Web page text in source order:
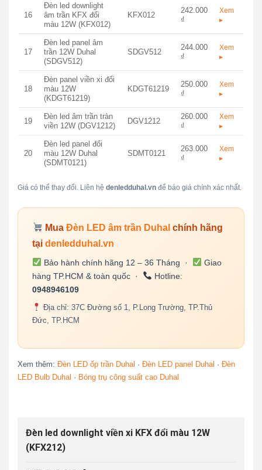
16
Đèn led downlight
âm trần KFX đổi
màu 12W (KFX012)
KFX012
242.000
₫
Xem
▸
17
Đèn led panel âm
trần 12W Duhal
(SDGV512)
SDGV512
244.000
₫
Xem
▸
18
Đèn panel viền xi đổi
màu 12W
(KDGT61219)
KDGT61219
250.000
₫
Xem
▸
19
Đèn led âm trần tràn
viền 12W (DGV1212)
DGV1212
260.000
₫
Xem
▸
20
Đèn led panel đổi
màu 12W Duhal
(SDMT0121)
SDMT0121
263.000
₫
Xem
▸
Giá có thể thay đổi. Liên hệ denledduhal.vnđể báo giá chính xác nhất.
MuaĐèn LED âm trần Duhal chính hãng
tại denledduhal.vn
Bảo hành chính hãng 12 – 36 Tháng ·
Giao
hàng TP.HCM & toàn quốc ·
Hotline:
0948946109
Địa chỉ: 37C Đường số 1, P.Long Trường, TP.Thủ
Đức, TP.HCM
Xem thêm: Đèn LED ốp trần Duhal · Đèn LED panel Duhal · Đèn
LED Bulb Duhal · Bóng trụ công suất cao Duhal
Đèn led downlight viền xi KFX đổi màu 12W
(KFX212)